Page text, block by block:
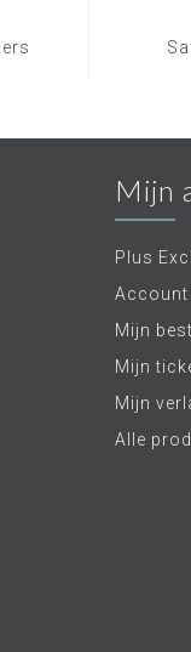
Mijn
Plus
Mijn
Mijn
Mijn
Alle